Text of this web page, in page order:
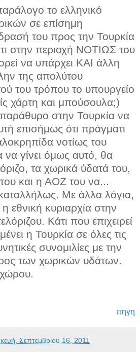
το ελληνικό
σε επίσημη
του προς την Τουρκία
στην περιοχή ΝΟΤΙΩΣ του
να υπάρχει ΚΑΙ άλλη
της απολύτου
του τρόπου το υπουργείο
χάρτη και μπούσουλα;)
παράθυρο στην Τουρκία να
επισήμως ότι πράγματι
νοτίως του
να γίνει όμως αυτό, θα
τα χωρικά ύδατά του,
και η ΑΟΖ του να...
Με άλλα λόγια,
εθνική κυριαρχία στην
Κάτι που επιχειρεί
η Τουρκία σε όλες τις
συνομιλίες με την
των χωρικών υδάτων.
πηγη
Σεπτεμβρίου 16, 2011